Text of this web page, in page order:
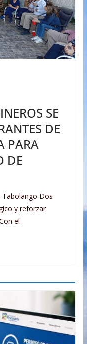
SE
DE
PARA
DE
Dos
y reforzar
el